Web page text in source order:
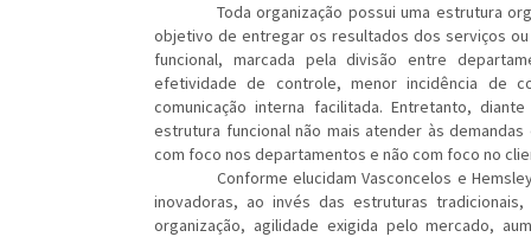
Toda organização possui uma estrutura
objetivo de entregar os resultados dos serviços
funcional, marcada pela divisão entre
efetividade de controle, menor incidência de
comunicação interna facilitada. Entretanto,
estrutura funcional não mais atender às
com foco nos departamentos e não com foco no
Conforme elucidam Vasconcelos e Hemsley
inovadoras, ao invés das estruturas
organização, agilidade exigida pelo mercado,